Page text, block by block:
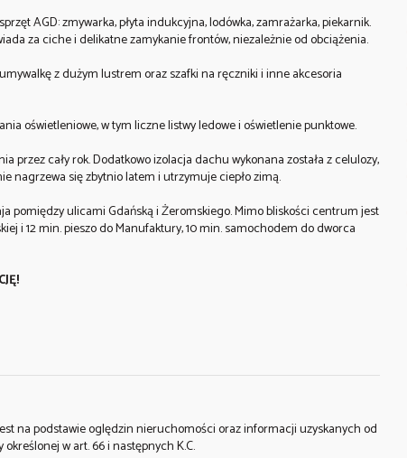
AGD: zmywarka, płyta indukcyjna, lodówka, zamrażarka, piekarnik.
za ciche i delikatne zamykanie frontów, niezależnie od obciążenia.
z dużym lustrem oraz szafki na ręczniki i inne akcesoria
oświetleniowe, w tym liczne listwy ledowe i oświetlenie punktowe.
cały rok. Dodatkowo izolacja dachu wykonana została z celulozy,
nagrzewa się zbytnio latem i utrzymuje ciepło zimą.
pomiędzy ulicami Gdańską i Żeromskiego. Mimo bliskości centrum jest
i 12 min. pieszo do Manufaktury, 10 min. samochodem do dworca
na podstawie oględzin nieruchomości oraz informacji uzyskanych od
w art. 66 i następnych K.C.